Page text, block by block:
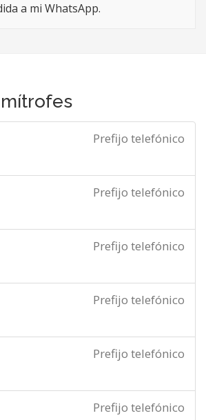
a mi WhatsApp.
Prefijo telefónico
Prefijo telefónico
Prefijo telefónico
Prefijo telefónico
Prefijo telefónico
Prefijo telefónico